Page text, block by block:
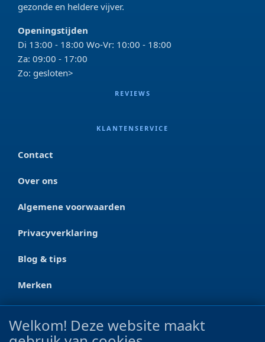
gezonde en heldere vijver.
Openingstijden
Di 13:00 - 18:00 Wo-Vr: 10:00 - 18:00
Za: 09:00 - 17:00
Zo: gesloten>
REVIEWS
KLANTENSERVICE
Contact
Over ons
Algemene voorwaarden
Privacyverklaring
Blog & tips
Merken
CONTACT
Welkom! Deze website maakt